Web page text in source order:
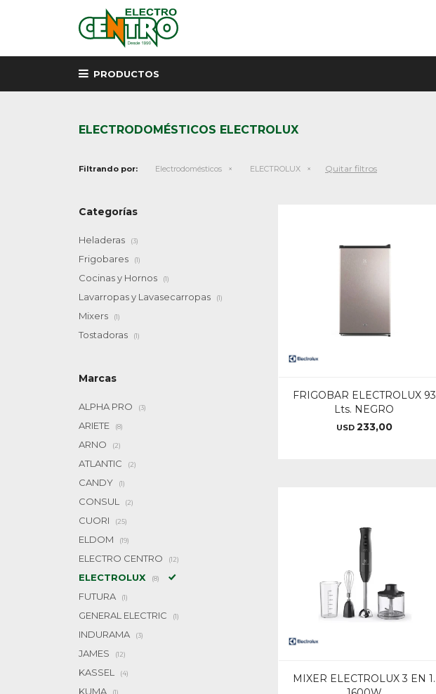
PRODUCTOS
ELECTRODOMÉSTICOS ELECTROLUX
Filtrando por: Electrodomésticos ELECTROLUX Quitar filtros
FRIGOBAR ELECTROLUX 93
Lts. NEGRO
USD 233,00
MIXER ELECTROLUX 3 EN 1.
Categorías
Heladeras (3)
Frigobares (1)
Cocinas y Hornos (1)
Lavarropas y Lavasecarropas (1)
Mixers (1)
Tostadoras (1)
Marcas
ALPHA PRO (3)
ARIETE (8)
ARNO (2)
ATLANTIC (2)
CANDY (1)
CONSUL (2)
CUORI (25)
ELDOM (19)
ELECTRO CENTRO (12)
ELECTROLUX (8)
FUTURA (1)
GENERAL ELECTRIC (1)
INDURAMA (3)
JAMES (12)
KASSEL (4)
KUMA (1)